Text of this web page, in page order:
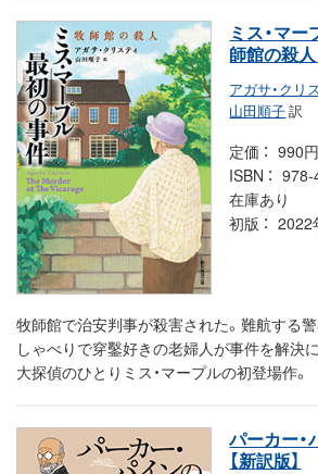
ミス・マ
師館の殺人
アガサ・クリ
山田順子訳
定価
990円
ISBN
978-
在庫あり
初版
2022
牧師館で治安判事が殺害された。難航する
しゃべりで穿鑿好きの老婦人が事件を解決
大探偵のひとりミス・マープルの初登場作。
パーカー
【新訳版】